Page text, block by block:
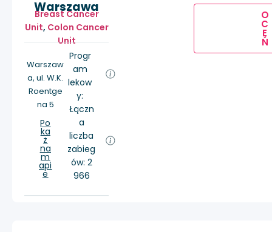
Warszawa
Breast Cancer
Unit, Colon Cancer
Unit
Warszaw
a, ul. W.K.
Roentge
na 5
Po
ka
ż
na
m
api
e
Progr
am
lekow
y:
Łączn
a
liczba
zabieg
ów: 2
966
O
C
E
Ń